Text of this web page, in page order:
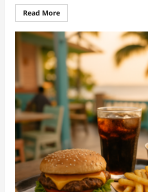
Read MoreRead
more
Tropische
Atmosphäre
&
Ambiente
bei
McDonald’s
Antilles